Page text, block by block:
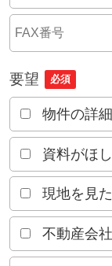
要望 必須
物件の詳
資料がほ
現地を見
不動産会